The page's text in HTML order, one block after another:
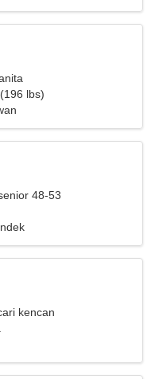
lbs)
48-53
kencan